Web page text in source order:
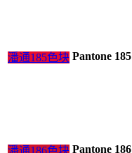
潘通185色块 Pantone 185
潘通186色块 Pantone 186